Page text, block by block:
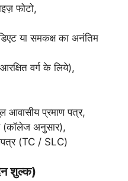
फोटो,
या समकक्ष का अनंतिम
वर्ग के लिये),
आवासीय प्रमाण पत्र,
(कॉलेज अनुसार),
(TC / SLC)
शुल्क)